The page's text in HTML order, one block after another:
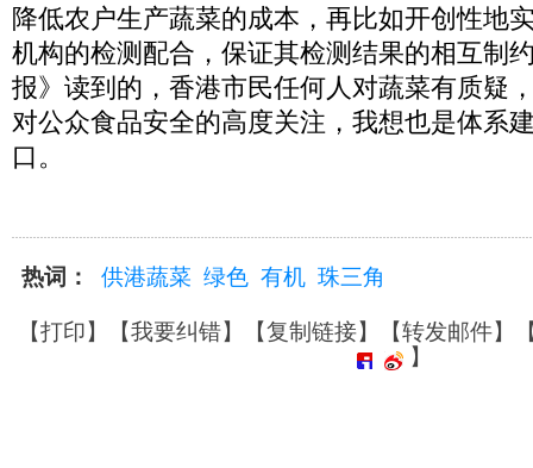
降低农户生产蔬菜的成本，再比如开创性地
机构的检测配合，保证其检测结果的相互制
报》读到的，香港市民任何人对蔬菜有质疑
对公众食品安全的高度关注，我想也是体系
口。
热词： 供港蔬菜 绿色 有机 珠三角
【打印】【我要纠错】【复制链接】【转发邮件】
】